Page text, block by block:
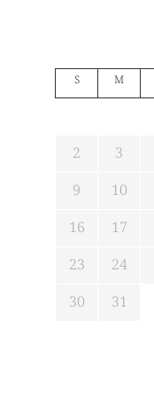
S M
2
3
9
10
16
17
23
24
30
31